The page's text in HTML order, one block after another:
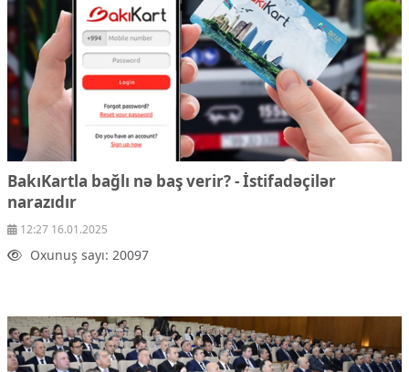
BakıKartla bağlı nə baş verir? - İstifadəçilər
narazıdır
12:27 16.01.2025
Oxunuş sayı: 20097